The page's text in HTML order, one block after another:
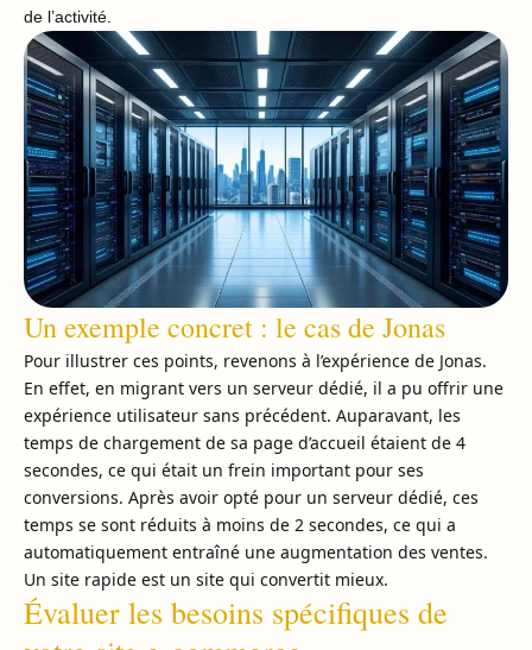
de l’activité.
Un exemple concret : le cas de Jonas
Pour illustrer ces points, revenons à l’expérience de Jonas.
En effet, en migrant vers un serveur dédié, il a pu offrir une
expérience utilisateur sans précédent. Auparavant, les
temps de chargement de sa page d’accueil étaient de 4
secondes, ce qui était un frein important pour ses
conversions. Après avoir opté pour un serveur dédié, ces
temps se sont réduits à moins de 2 secondes, ce qui a
automatiquement entraîné une augmentation des ventes.
Un site rapide est un site qui convertit mieux.
Évaluer les besoins spécifiques de